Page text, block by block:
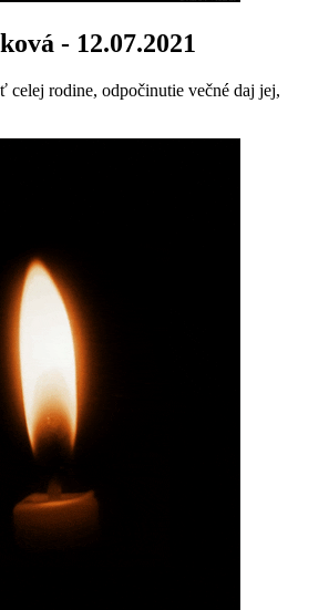
- 12.07.2021
celej rodine, odpočinutie večné daj jej,